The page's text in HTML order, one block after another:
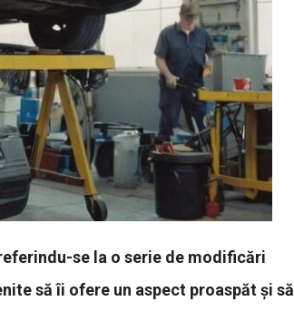
se la o serie de modificări
să îi ofere un aspect proaspăt și să